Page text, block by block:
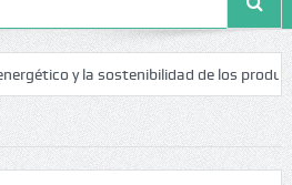
y la sostenibilidad de los